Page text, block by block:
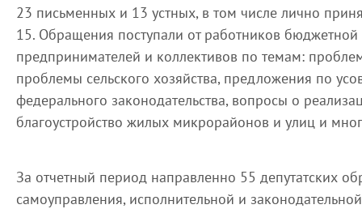
23 письменных и 13 устных, в том числе лично
15. Обращения поступали от работников
предпринимателей и коллективов по темам:
проблемы сельского хозяйства, предложения по
федерального законодательства, вопросы о
благоустройство жилых микрорайонов и улиц и
За отчетный период направленно 55 депутатских
самоуправления, исполнительной и